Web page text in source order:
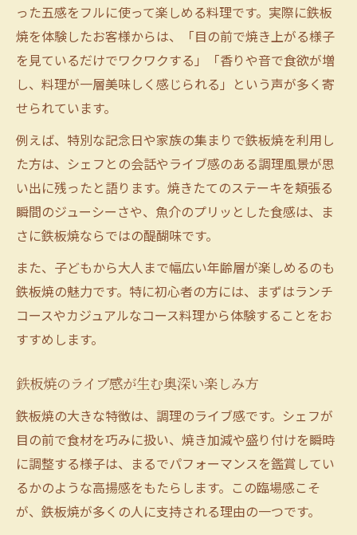
鉄板焼体験を豊かにする臨場感の演出術
豊かな時間を演出する鉄板焼の楽しみ方
鉄板焼で過ごす贅沢なひとときの作り方
シーン別に楽しむ鉄板焼のおすすめ体験
家族や友人と味わう鉄板焼の豊かな時間
鉄板焼の空間演出で非日常を味わうコツ
季節ごとに楽しむ鉄板焼の魅力と工夫
なぜ鉄板焼で焼くと美味しいのか徹底分析
鉄板焼の熱伝導が旨味を閉じ込める理由
鉄板焼で焼くことで食材本来の甘味が際立
鉄板焼メカニズムが生む食感と風味の秘密
った五感をフルに使って楽しめる料理です。実際に鉄板
焼を体験したお客様からは、「目の前で焼き上がる様子
を見ているだけでワクワクする」「香りや音で食欲が増
し、料理が一層美味しく感じられる」という声が多く寄
せられています。
例えば、特別な記念日や家族の集まりで鉄板焼を利用し
た方は、シェフとの会話やライブ感のある調理風景が思
い出に残ったと語ります。焼きたてのステーキを頬張る
瞬間のジューシーさや、魚介のプリッとした食感は、ま
さに鉄板焼ならではの醍醐味です。
また、子どもから大人まで幅広い年齢層が楽しめるのも
鉄板焼の魅力です。特に初心者の方には、まずはランチ
コースやカジュアルなコース料理から体験することをお
すすめします。
鉄板焼のライブ感が生む奥深い楽しみ方
鉄板焼の大きな特徴は、調理のライブ感です。シェフが
目の前で食材を巧みに扱い、焼き加減や盛り付けを瞬時
に調整する様子は、まるでパフォーマンスを鑑賞してい
るかのような高揚感をもたらします。この臨場感こそ
が、鉄板焼が多くの人に支持される理由の一つです。